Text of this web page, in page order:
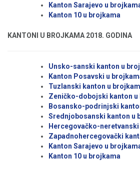
Kanton Sarajevo u
Kanton 10 u brojkama
KANTONI U BROJKAMA 2018. GODINA
Unsko-sanski kanton u
Kanton Posavski u
Tuzlanski kanton u
Zeničko-dobojski kanton u
Bosansko-podrinjski
Srednjobosanski kanton u
Hercegovačko-
Zapadnohercegovački
Kanton Sarajevo u
Kanton 10 u brojkama